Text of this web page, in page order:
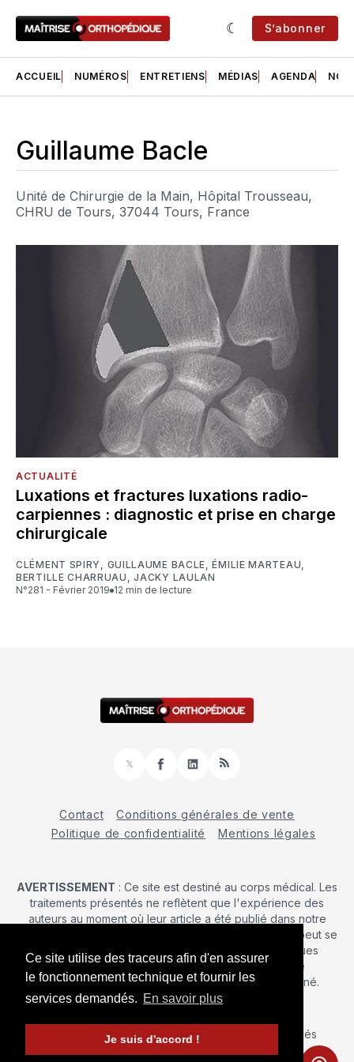
Ce site utilise des traceurs afin d'en assurer
le fonctionnement technique et fournir les
services demandés. En savoir plus
Je suis d'accord !
S’abonner
ACCUEIL NUMÉROS ENTRETIENS MÉDIAS AGENDA NOS
Guillaume Bacle
Unité de Chirurgie de la Main, Hôpital Trousseau,
CHRU de Tours, 37044 Tours, France
ACTUALITÉ
Luxations et fractures luxations radio-
carpiennes : diagnostic et prise en charge
chirurgicale
CLÉMENT SPIRY , GUILLAUME BACLE,ÉMILIE MARTEAU,
BERTILLE CHARRUAU ,JACKY LAULAN
N°281 - Février 2019
12 min de lecture
𝕏
FacebookLinkedInRSS
Contact
Conditions générales de vente
Politique de confidentialité
Mentions légales
AVERTISSEMENT : Ce site est destiné au corps médical. Les
traitements présentés ne reflètent que l'expérience des
auteurs au moment où leur article a été publié dans notre
journal. La décision d’une intervention chirurgicale ne peut se
prendre qu'après un examen clinique. Les techniques
publiées ici ne sauraient justifier une quelconque
revendication de la part d'un soignant ou d'un soigné.
© 2026 Maîtrise Orthopédique – Tous droits réservés